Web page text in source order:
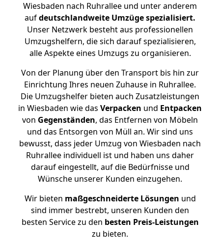
Wiesbaden nach Ruhrallee und unter anderem
aufdeutschlandweite Umzüge spezialisiert.
Unser Netzwerk besteht aus professionellen
Umzugshelfern, die sich darauf spezialisieren,
alle Aspekte eines Umzugs zu organisieren.
Von der Planung über den Transport bis hin zur
Einrichtung Ihres neuen Zuhause in Ruhrallee.
Die Umzugshelfer bieten auch Zusatzleistungen
in Wiesbaden wie das Verpacken und Entpacken
von Gegenständen, das Entfernen von Möbeln
und das Entsorgen von Müll an. Wir sind uns
bewusst, dass jeder Umzug von Wiesbaden nach
Ruhrallee individuell ist und haben uns daher
darauf eingestellt, auf die Bedürfnisse und
Wünsche unserer Kunden einzugehen.
Wir bieten maßgeschneiderte Lösungen und
sind immer bestrebt, unseren Kunden den
besten Service zu den besten Preis-Leistungen
zu bieten.